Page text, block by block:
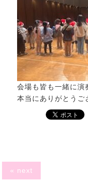
会場も皆も一緒に
本当にありがとうご
« next